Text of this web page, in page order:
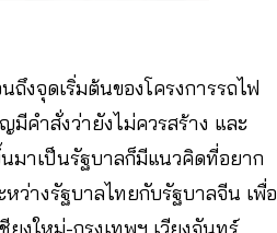
งจุดเริ่มต้นของโครงการรถไฟ
คำสั่งว่ายังไม่ควรสร้าง และ
มาเป็นรัฐบาลก็มีแนวคิดที่อยาก
ว่างรัฐบาลไทยกับรัฐบาลจีน เพื่อ